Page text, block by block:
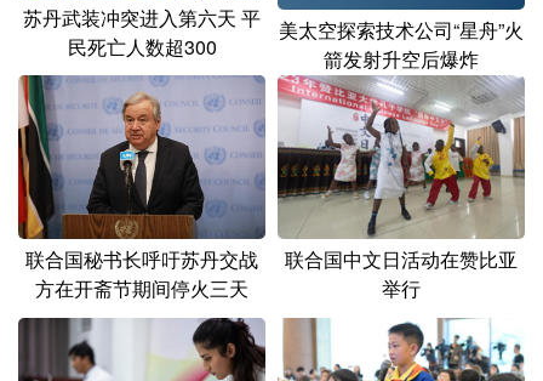
Русский язык 日本語 한국어
Deutsch Português
苏丹武装冲突进入第六天 平
民死亡人数超300
美太空探索技术公司“星舟”火
箭发射升空后爆炸
联合国秘书长呼吁苏丹交战
方在开斋节期间停火三天
联合国中文日活动在赞比亚
举行